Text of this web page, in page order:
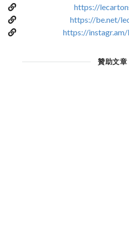
https://
https://be.net/
https://
贊助文章